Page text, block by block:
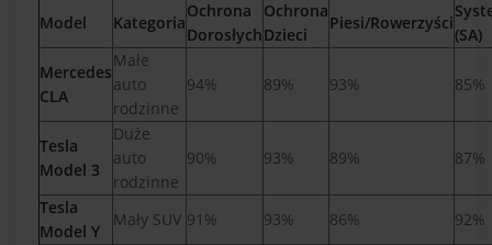
Model Kategoria
Ochrona
Dorosłych
Ochrona
Dzieci
Piesi/Rowerzyści
(SA)
Mercedes
CLA
Małe
auto
rodzinne
94% 89% 93% 85%
Tesla
Model 3
Duże
auto
rodzinne
90% 93% 89% 87%
Tesla
Model Y
Mały SUV 91% 93% 86%
92%